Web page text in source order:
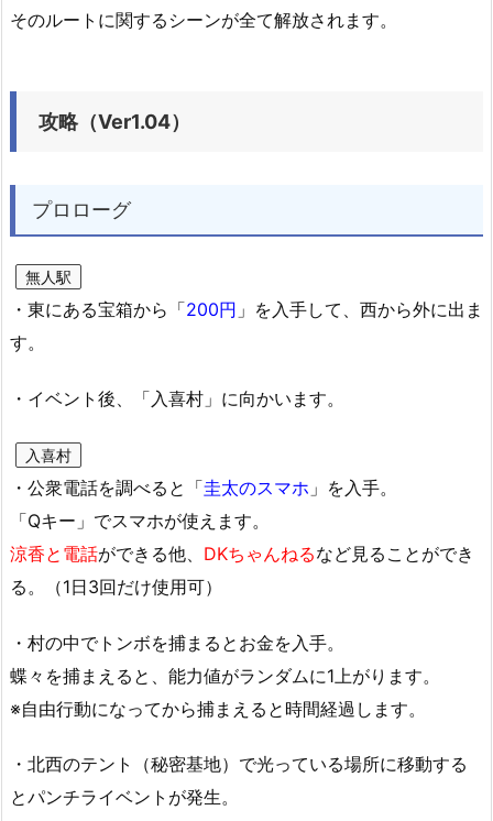
そのルートに関するシーンが全て解放されます。
攻略（Ver1.04）
プロローグ
無人駅
・東にある宝箱から「200円 」を入手して、西から外に出ま
す。
・イベント後、「入喜村」に向かいます。
入喜村
・公衆電話を調べると「圭太のスマホ 」を入手。
「Qキー」でスマホが使えます。
涼香と電話ができる他、 DKちゃんねるなど見ることができ
る。（1日3回だけ使用可）
・村の中でトンボを捕まるとお金を入手。
蝶々を捕まえると、能力値がランダムに1上がります。
※自由行動になってから捕まえると時間経過します。
・北西のテント（秘密基地）で光っている場所に移動する
とパンチライベントが発生。